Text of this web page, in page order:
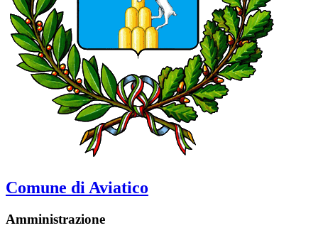
Comune di Aviatico
Amministrazione